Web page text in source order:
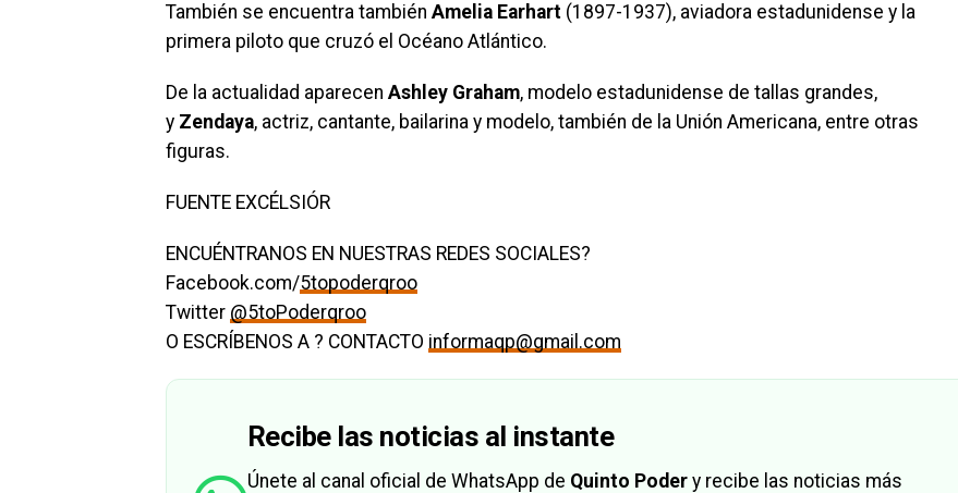
También se encuentra también Amelia Earhart (1897-1937), aviadora estadunidense y la
primera piloto que cruzó el Océano Atlántico.
De la actualidad aparecen Ashley Graham, modelo estadunidense de tallas grandes,
y Zendaya, actriz, cantante, bailarina y modelo, también de la Unión Americana, entre otras
figuras.
FUENTE EXCÉLSIÓR
ENCUÉNTRANOS EN NUESTRAS REDES SOCIALES?
Facebook.com/5topoderqroo
Twitter @5toPoderqroo
O ESCRÍBENOS A ? CONTACTO informaqp@gmail.com
Recibe las noticias al instante
Únete al canal oficial de WhatsApp de Quinto Poder y recibe las noticias más